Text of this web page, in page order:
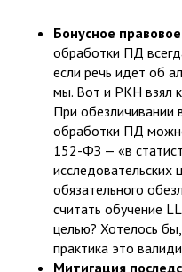
Бонусное
обработки ПД
если речь идет об
мы. Вот и РКН взял
При обезличивании
обработки ПД
152-ФЗ — «в
исследовательских
обязательного
считать обучение
целью? Хотелось
практика это
Митигация